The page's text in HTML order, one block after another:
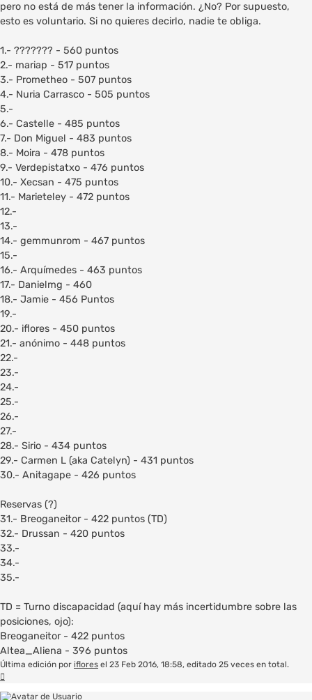
pero no está de más tener la información. ¿No? Por supuesto,
esto es voluntario. Si no quieres decirlo, nadie te obliga.
1.- ??????? - 560 puntos
2.- mariap - 517 puntos
3.- Prometheo - 507 puntos
4.- Nuria Carrasco - 505 puntos
5.-
6.- Castelle - 485 puntos
7.- Don Miguel - 483 puntos
8.- Moira - 478 puntos
9.- Verdepistatxo - 476 puntos
10.- Xecsan - 475 puntos
11.- Marieteley - 472 puntos
12.-
13.-
14.- gemmunrom - 467 puntos
15.-
16.- Arquímedes - 463 puntos
17.- Danielmg - 460
18.- Jamie - 456 Puntos
19.-
20.- iflores - 450 puntos
21.- anónimo - 448 puntos
22.-
23.-
24.-
25.-
26.-
27.-
28.- Sirio - 434 puntos
29.- Carmen L (aka Catelyn) - 431 puntos
30.- Anitagape - 426 puntos
Reservas (?)
31.- Breoganeitor - 422 puntos (TD)
32.- Drussan - 420 puntos
33.-
34.-
35.-
TD = Turno discapacidad (aquí hay más incertidumbre sobre las
posiciones, ojo):
Breoganeitor - 422 puntos
Altea_Aliena - 396 puntos
Última edición por iflores el 23 Feb 2016, 18:58, editado 25 veces en total.